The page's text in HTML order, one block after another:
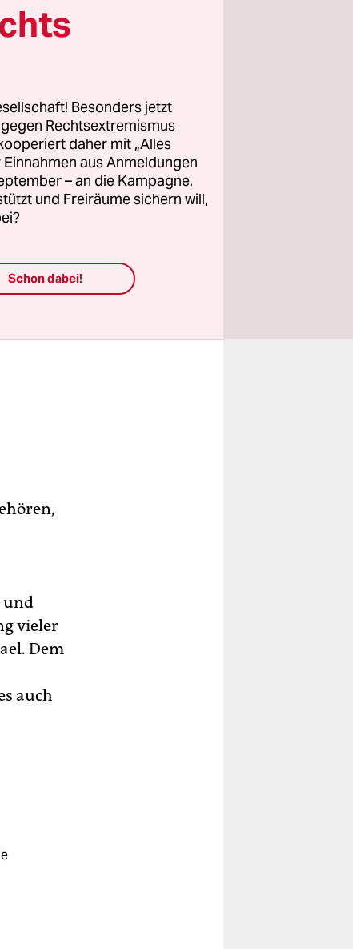
der
.
wird
und
vieler
Dem
auch
Besonders jetzt
Rechtsextremismus
daher mit „Alles
aus Anmeldungen
– an die Kampagne,
und Freiräume sichern will,
Schon dabei!